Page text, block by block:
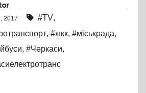
2017 #TV,
, #жкк, #міськрада,
, #Черкаси,